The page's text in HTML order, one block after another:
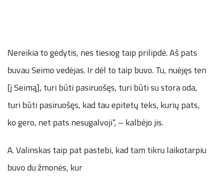
Nereikia to gėdytis, nes tiesiog taip prilipdė. Aš pats
buvau Seimo vedėjas. Ir dėl to taip buvo. Tu, nuėjęs ten
[į Seimą], turi būti pasiruošęs, turi būti su stora oda,
turi būti pasiruošęs, kad tau epitetų teks, kurių pats,
ko gero, net pats nesugalvoji“, – kalbėjo jis.
A. Valinskas taip pat pastebi, kad tam tikru laikotarpiu
buvo du žmonės, kur